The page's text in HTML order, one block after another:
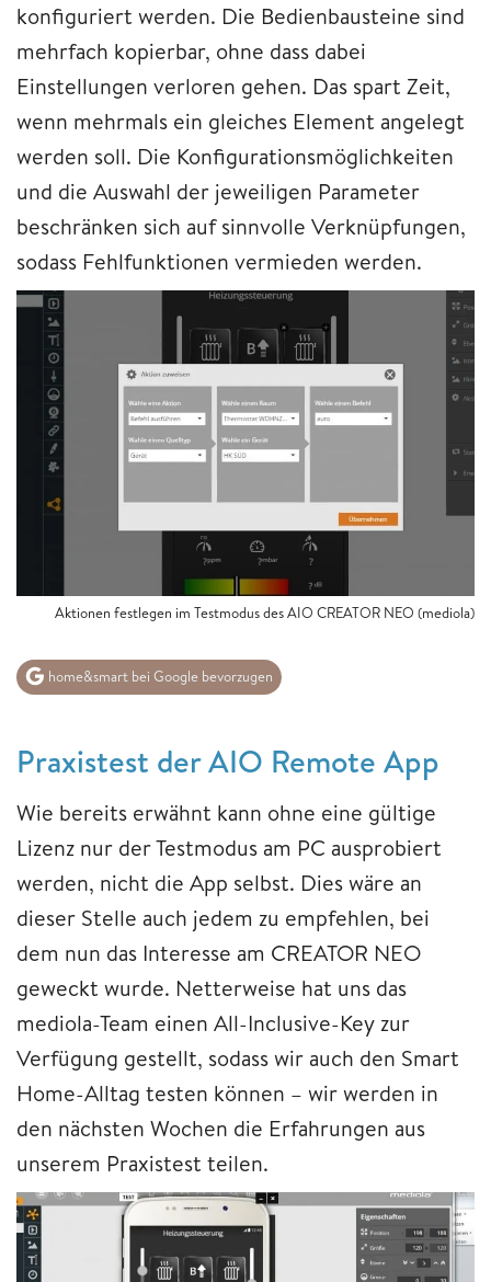
konfiguriert werden. Die Bedienbausteine sind
mehrfach kopierbar, ohne dass dabei
Einstellungen verloren gehen. Das spart Zeit,
wenn mehrmals ein gleiches Element angelegt
werden soll. Die Konfigurationsmöglichkeiten
und die Auswahl der jeweiligen Parameter
beschränken sich auf sinnvolle Verknüpfungen,
sodass Fehlfunktionen vermieden werden.
Aktionen festlegen im Testmodus des AIO CREATOR NEO (mediola)
home&smart bei Google bevorzugen
Praxistest der AIO Remote App
Wie bereits erwähnt kann ohne eine gültige
Lizenz nur der Testmodus am PC ausprobiert
werden, nicht die App selbst. Dies wäre an
dieser Stelle auch jedem zu empfehlen, bei
dem nun das Interesse am CREATOR NEO
geweckt wurde. Netterweise hat uns das
mediola-Team einen All-Inclusive-Key zur
Verfügung gestellt, sodass wir auch den Smart
Home-Alltag testen können – wir werden in
den nächsten Wochen die Erfahrungen aus
unserem Praxistest teilen.